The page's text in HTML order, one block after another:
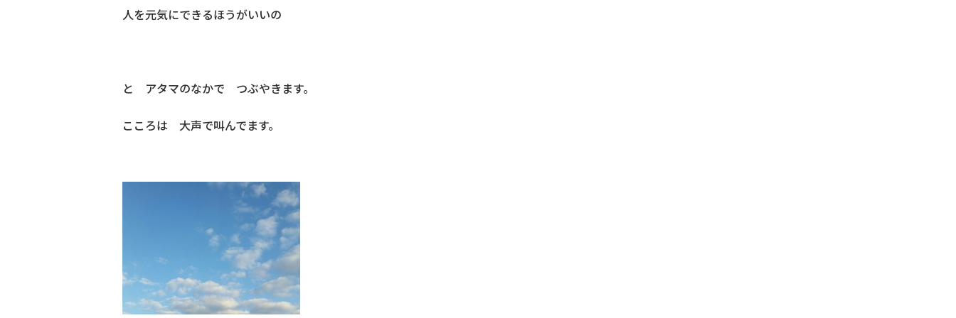
人を元気にできるほうがいいの
と アタマのなかで つぶやきます。
こころは 大声で叫んでます。